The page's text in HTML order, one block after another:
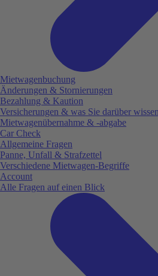
Mietwagenbuchung
Änderungen & Stornierungen
Bezahlung & Kaution
Versicherungen & was Sie darüber
Mietwagenübernahme & -abgabe
Car Check
Allgemeine Fragen
Panne, Unfall & Strafzettel
Verschiedene Mietwagen-Begriffe
Account
Alle Fragen auf einen Blick